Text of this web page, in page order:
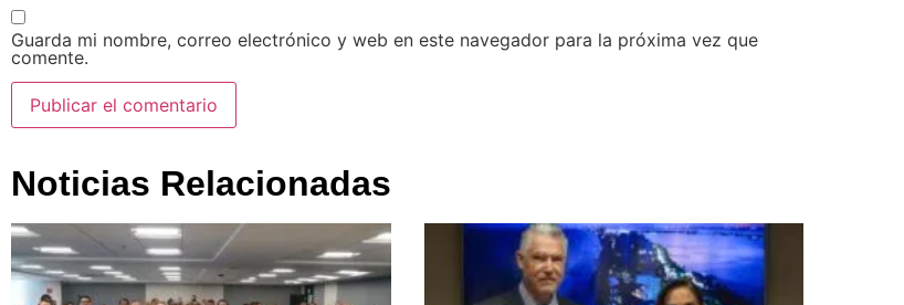
Guarda mi nombre, correo electrónico y web en este navegador para la próxima vez que
comente.
Noticias Relacionadas